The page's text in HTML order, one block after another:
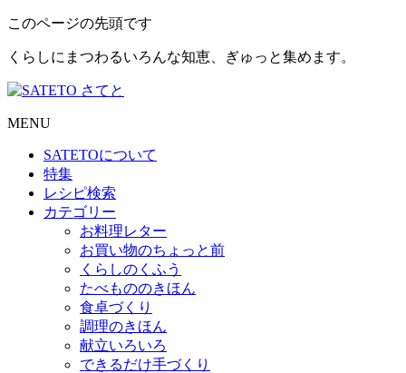
このページの先頭です
くらしにまつわるいろんな知恵、ぎゅっと集めます。
MENU
SATETOについて
特集
レシピ検索
カテゴリー
お料理レター
お買い物のちょっと前
くらしのくふう
たべもののきほん
食卓づくり
調理のきほん
献立いろいろ
できるだけ手づくり